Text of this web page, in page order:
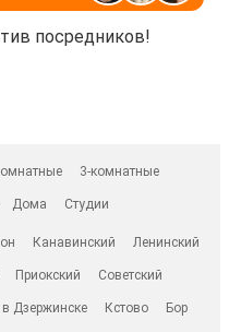
посредников!
3-комнатные
Дома Студии
Канавинский Ленинский
Приокский Советский
Дзержинске Кстово Бор